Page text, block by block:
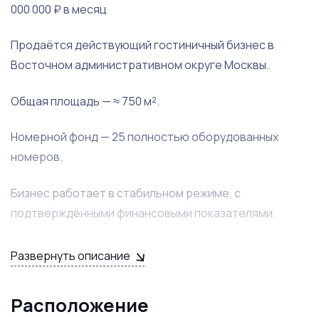
000 000 ₽ в месяц
Продаётся действующий гостиничный бизнес в
Восточном административном округе Москвы.
Общая площадь — ≈ 750 м².
Номерной фонд — 25 полностью оборудованных
номеров.
Бизнес работает в стабильном режиме, с
подтверждёнными финансовыми показателями.
Операционные показатели
Средняя загрузка — ≈ 80%.
Средний тариф соответствует рыночному сегменту.
Развернуть описание
Расположение